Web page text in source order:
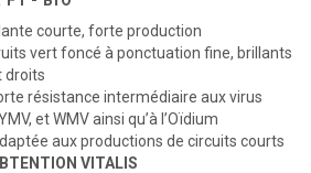
courte, forte production
vert foncé à ponctuation fine, brillants
droits
résistance intermédiaire aux virus
et WMV ainsi qu’à l’Oïdium
aux productions de circuits courts
VITALIS